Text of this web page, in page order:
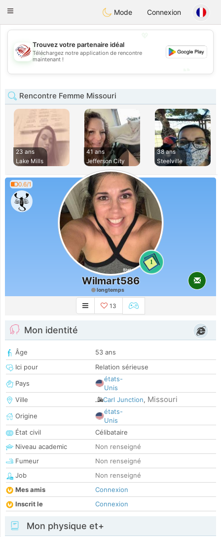
StatesDating
Toggle
Mode Connexion
💖
💕
Trouvez votre partenaire idéal
Téléchargez notre application de rencontre
maintenant !
Rencontre Femme Missouri
23 ans
Lake Mills
41 ans
Jefferson City
38 ans
Steelville
0.6/1
1
Wilmart586
longtemps
13
Mon identité
Âge
53 ans
Ici pour
Relation sérieuse
Pays
états-
Unis
Ville
Carl Junction, Missouri
Origine
états-
Unis
État civil
Célibataire
Niveau academic
Non renseigné
Fumeur
Non renseigné
Job
Non renseigné
Mes amis
Connexion
Inscrit le
Connexion
Mon physique et+